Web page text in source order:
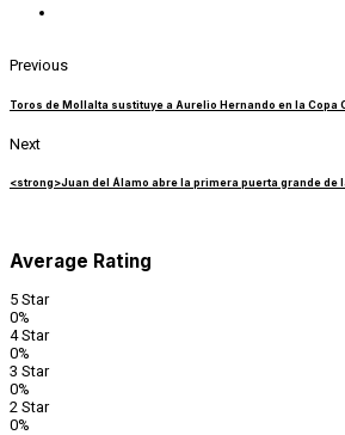
Previous
Toros de Mollalta sustituye a Aurelio Hernando en la Copa
Next
<strong>Juan del Álamo abre la primera puerta grande de
Average Rating
5 Star
0%
4 Star
0%
3 Star
0%
2 Star
0%